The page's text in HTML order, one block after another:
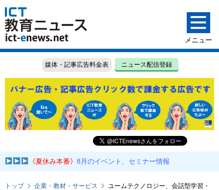
媒体・記事広告料金表 ニュース配信登録
《夏休み本番》8月のイベント、セミナー情報
トップ 企業・教材・サービス
ユームテクノロジー、会話型学習・